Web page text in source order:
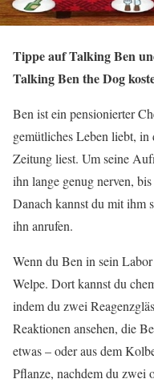
Tippe auf Talking Ben
Talking Ben the Dog
Ben ist ein pensionierter
gemütliches Leben liebt,
Zeitung liest. Um seine
ihn lange genug nerven,
Danach kannst du mit ihm
ihn anrufen.
Wenn du Ben in sein
Welpe. Dort kannst du
indem du zwei
Reaktionen ansehen, die
etwas – oder aus dem
Pflanze, nachdem du zwei